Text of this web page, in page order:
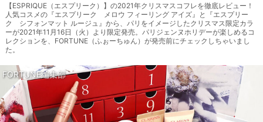
【ESPRIQUE（エスプリーク）】の2021年クリスマスコフレを徹底レビュー！
人気コスメの『エスプリーク メロウ フィーリング アイズ』と『エスプリー
ク シフォンマット ルージュ』から、パリをイメージしたクリスマス限定カラ
ーが2021年11月16日（火）より限定発売。パリジェンヌホリデーが楽しめるコ
レクションを、FORTUNE（ふぉーちゅん）が発売前にチェックしちゃいまし
た。
FORTUNE編集部